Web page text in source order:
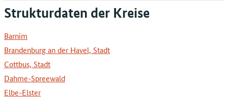
Strukturdaten der Kreise
Barnim
Brandenburg an der Havel, Stadt
Cottbus, Stadt
Dahme-Spreewald
Elbe-Elster